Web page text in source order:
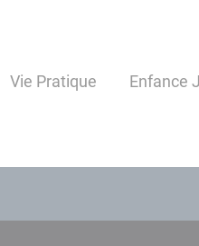
Vie Pratique Enfance